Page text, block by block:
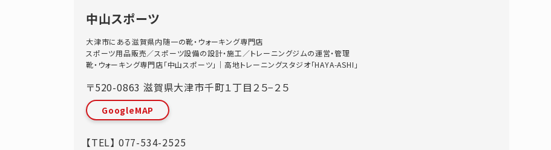
中山スポーツ
大津市にある滋賀県内随一の靴・ウォーキング専門店
スポーツ用品販売／スポーツ設備の設計・施工／トレーニングジムの運営・管理
靴・ウォーキング専門店「中山スポーツ」｜高地トレーニングスタジオ「HAYA-ASHI」
〒520-0863 滋賀県大津市千町１丁目２５−２５
GoogleMAP
【TEL】 077-534-2525